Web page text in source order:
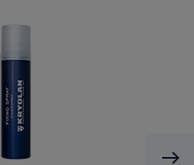
Previous